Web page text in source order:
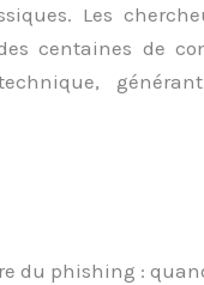
Les
centaines de
du phishing :